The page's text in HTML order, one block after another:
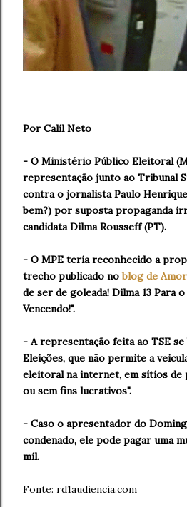
Por Calil Neto
- O Ministério Público Eleitoral
representação junto ao Tribunal
contra o jornalista Paulo
bem?) por suposta propaganda
candidata Dilma Rousseff (PT).
- O MPE teria reconhecido a
trecho publicado noblog de
de ser de goleada! Dilma 13 Para
Vencendo!".
- A representação feita ao TSE se
Eleições, que não permite a
eleitoral na internet, em sítios de
ou sem fins lucrativos".
- Caso o apresentador do
condenado, ele pode pagar uma
mil.
Fonte: rd1audiencia.com